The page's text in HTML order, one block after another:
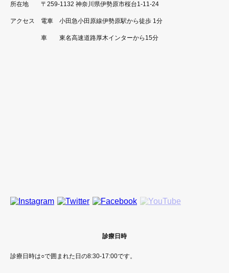
所在地 〒259-1132 神奈川県伊勢原市桜台1-11-24
アクセス 電車 小田急小田原線伊勢原駅から徒歩 1分
車 東名高速道路厚木インターから15分
診療日時
診療日時は○で囲まれた日の8:30-17:00です。